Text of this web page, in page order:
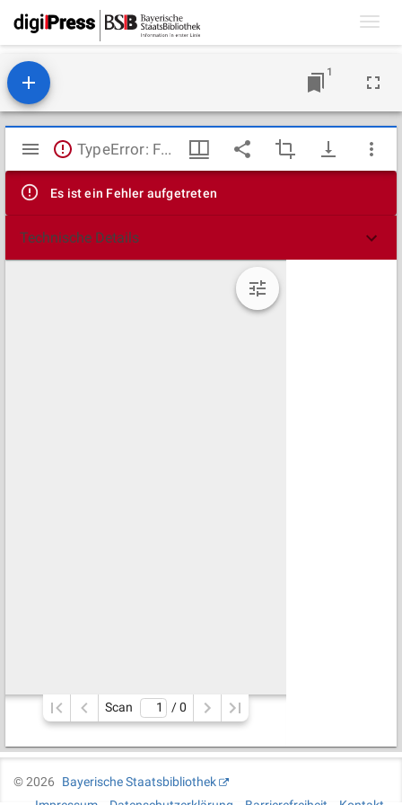
1
Mirador
Viewer
TypeError: Failed to fetch
Es ist ein Fehler aufgetreten
Technische Details
Scan / 0
©2026
Bayerische Staatsbibliothek